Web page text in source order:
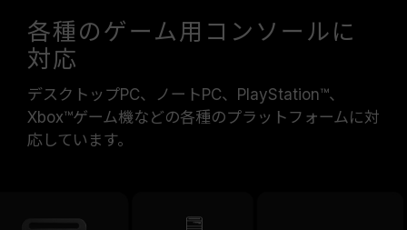
各種のゲーム用コンソールに
対応
デスクトップPC、ノートPC、PlayStation™、
Xbox™ゲーム機などの各種のプラットフォームに対
応しています。